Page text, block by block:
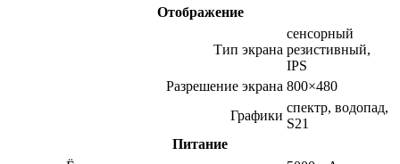
Отображение
Тип экрана
сенсорный
резистивный,
IPS
Разрешение экрана 800×480
Графики
спектр, водопад,
S21
Питание